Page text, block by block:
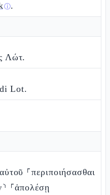
ⓘ.
Λώτ.
Lot.
⸀περιποιήσασθαι
⸀ἀπολέσῃ